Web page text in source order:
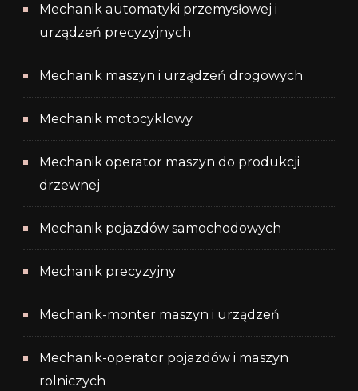
Mechanik automatyki przemysłowej i
urządzeń precyzyjnych
Mechanik maszyn i urządzeń drogowych
Mechanik motocyklowy
Mechanik operator maszyn do produkcji
drzewnej
Mechanik pojazdów samochodowych
Mechanik precyzyjny
Mechanik-monter maszyn i urządzeń
Mechanik-operator pojazdów i maszyn
rolniczych